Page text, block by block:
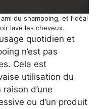
du shampoing, et l’idéal
lavé les cheveux.
quotidien et
n’est pas
Cela est
utilisation du
d’une
ou d’un produit